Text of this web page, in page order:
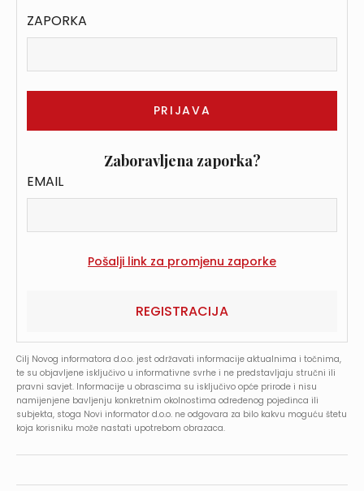
ZAPORKA
Zaboravljena zaporka?
EMAIL
REGISTRACIJA
Cilj Novog informatora d.o.o. jest održavati informacije aktualnima i točnima,
te su objavljene isključivo u informativne svrhe i ne predstavljaju stručni ili
pravni savjet. Informacije u obrascima su isključivo opće prirode i nisu
namijenjene bavljenju konkretnim okolnostima određenog pojedinca ili
subjekta, stoga Novi informator d.o.o. ne odgovara za bilo kakvu moguću štetu
koja korisniku može nastati upotrebom obrazaca.